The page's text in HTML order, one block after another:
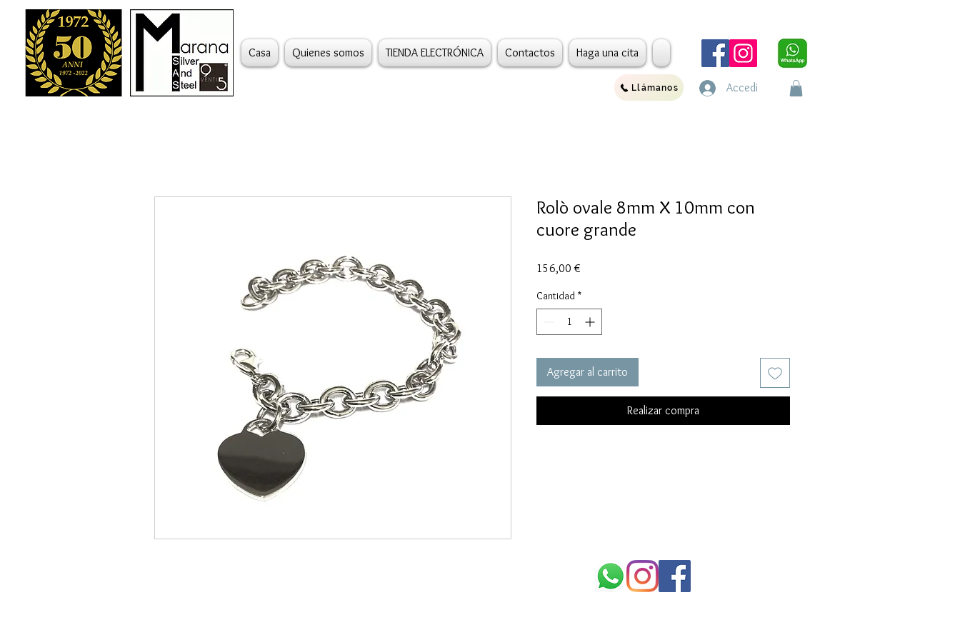
Casa Quienes somos TIENDA ELECTRÓNICA Contactos Haga una cita
Llámanos Accedi
Rolò ovale 8mm X 10mm con
cuore grande
156,00 €
Cantidad *
Agregar al carrito
Realizar compra